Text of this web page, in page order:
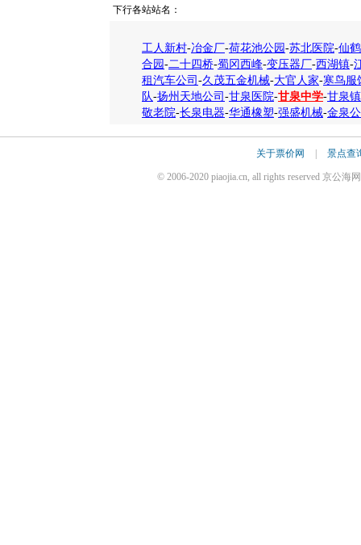
下行各站站名：
工人新村-冶金厂-荷花池公园 -苏北医院-仙
合园 -二十四桥-蜀冈西峰-变压器厂-西湖镇-
租汽车公司 -久茂五金机械-大官人家-寒鸟服
队-扬州天地公司 -甘泉医院-甘泉中学-甘泉
敬老院-长泉电器-华通橡塑-强盛机械-金泉
关于票价网 景点查
© 2006-2020 piaojia.cn, all rights reserved 京公海